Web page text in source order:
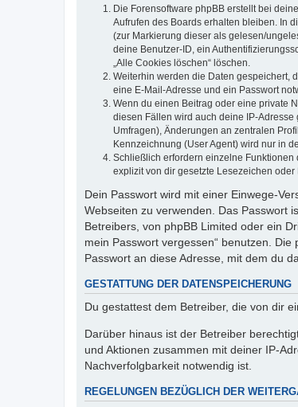
Die Forensoftware phpBB erstellt bei
Aufrufen des Boards erhalten bleiben. In
(zur Markierung dieser als gelesen/
deine Benutzer-ID, ein
„Alle Cookies löschen“ löschen.
Weiterhin werden die Daten gespeichert,
eine E-Mail-Adresse und ein Passwort
Wenn du einen Beitrag oder eine private
diesen Fällen wird auch deine IP-
Umfragen), Änderungen an zentralen
Kennzeichnung (User Agent) wird nur in
Schließlich erfordern einzelne
explizit von dir gesetzte Lesezeichen oder
Dein Passwort wird mit einer Einwege-
Webseiten zu verwenden. Das Passwort
Betreibers, von phpBB Limited oder ein
mein Passwort vergessen“ benutzen.
Passwort an diese Adresse, mit dem du
GESTATTUNG DER DATENSPEICHERUNG
Du gestattest dem Betreiber, die von dir
Darüber hinaus ist der Betreiber
und Aktionen zusammen mit deiner IP-
Nachverfolgbarkeit notwendig ist.
REGELUNGEN BEZÜGLICH DER